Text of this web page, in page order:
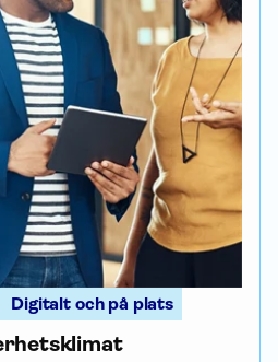
Digitalt och på plats